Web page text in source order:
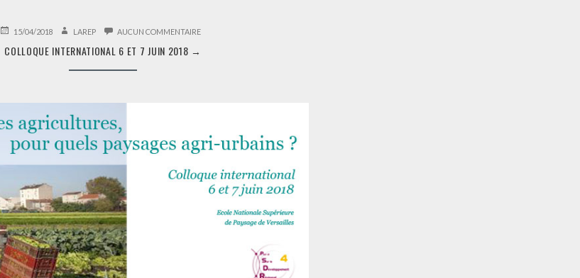
PUBLIÉ15/04/2018 AUTEUR
LAREP AUCUN COMMENTAIRESUR
COLLOQUE INTERNATIONAL 6 ET 7 JUIN 2018 →